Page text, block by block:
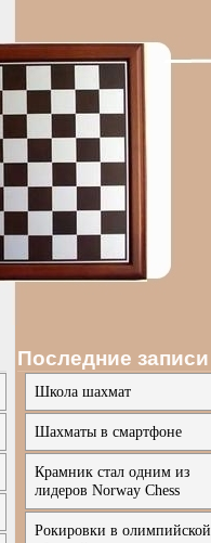
Последние записи
Школа шахмат
Шахматы в смартфоне
Крамник стал одним из
лидеров Norway Chess
Рокировки в олимпийской